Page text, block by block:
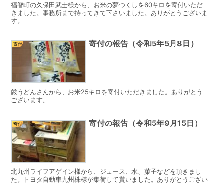
福智町の久保田武士様から、お米の夢つくしを60キロを寄付いただ
きました。事務所まで持ってきて下さいました。ありがとうございま
す。
寄付 寄付の報告（令和5年5月8日）
厳うどんさんから、お米25キロを寄付いただきました。ありがとう
ございます。
寄付 寄付の報告（令和5年9月15日）
北九州ライフアゲイン様から、ジュース、水、菓子などを頂きまし
た。トヨタ自動車九州株様が集荷して貰いました。ありがとうござい